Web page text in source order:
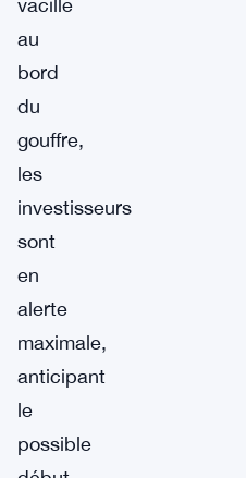
vacille
au
bord
du
gouffre,
les
investisseurs
sont
en
alerte
maximale,
anticipant
le
possible